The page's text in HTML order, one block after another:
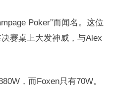
Poker”而闻名。这位
赛桌上大发神威，与Alex
，而Foxen只有70W。